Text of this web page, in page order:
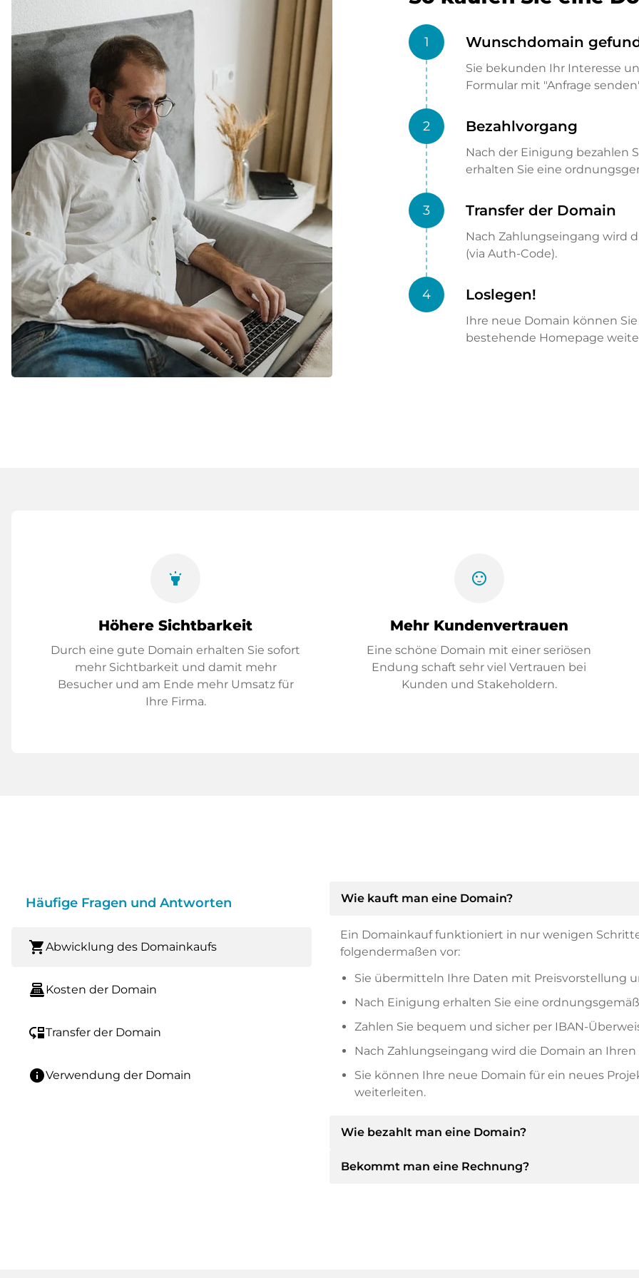
1 Wunschdomain
Sie bekunden Ihr Interesse
Formular mit "Anfrage
2 Bezahlvorgang
Nach der Einigung bezahlen
erhalten Sie eine
3 Transfer der Domain
Nach Zahlungseingang wird
(via Auth-Code).
4 Loslegen!
Ihre neue Domain können
bestehende Homepage
highlight
Höhere Sichtbarkeit
Durch eine gute Domain erhalten Sie sofort
mehr Sichtbarkeit und damit mehr
Besucher und am Ende mehr Umsatz für
Ihre Firma.
sentiment_satisfied
Mehr Kundenvertrauen
Eine schöne Domain mit einer seriösen
Endung schaft sehr viel Vertrauen bei
Kunden und Stakeholdern.
Häufige Fragen und Antworten
shopping_cartAbwicklung des Domainkaufs
point_of_saleKosten der Domain
move_downTransfer der Domain
infoVerwendung der Domain
Wie kauft man eine Domain?
Ein Domainkauf funktioniert in nur wenigen
folgendermaßen vor:
Sie übermitteln Ihre Daten mit Preisvorstellung
Nach Einigung erhalten Sie eine
Zahlen Sie bequem und sicher per IBAN-
Nach Zahlungseingang wird die Domain an
Sie können Ihre neue Domain für ein neues
weiterleiten.
Wie bezahlt man eine Domain?
Nach einer Einigung wird der Inhaber Ihnen die
Bekommt man eine Rechnung?